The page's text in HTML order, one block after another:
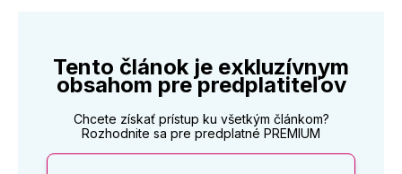
Tento článok je exkluzívnym
obsahom pre predplatiteľov
Chcete získať prístup ku všetkým článkom?
Rozhodnite sa pre predplatné PREMIUM